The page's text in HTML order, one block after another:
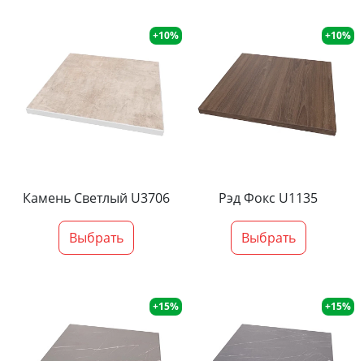
+10%
Камень Светлый U3706
Выбрать
+10%
Рэд Фокс U1135
Выбрать
+15% +15%